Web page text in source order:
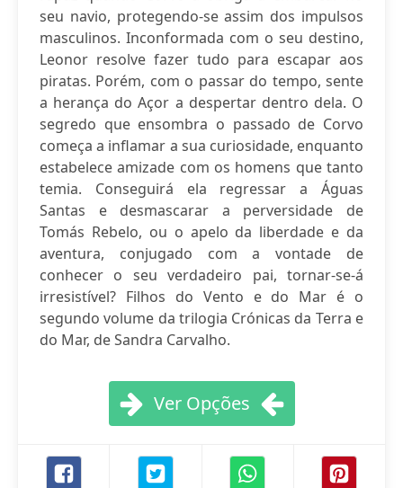
seu navio, protegendo-se assim dos impulsos
masculinos. Inconformada com o seu destino,
Leonor resolve fazer tudo para escapar aos
piratas. Porém, com o passar do tempo, sente
a herança do Açor a despertar dentro dela. O
segredo que ensombra o passado de Corvo
começa a inflamar a sua curiosidade, enquanto
estabelece amizade com os homens que tanto
temia. Conseguirá ela regressar a Águas
Santas e desmascarar a perversidade de
Tomás Rebelo, ou o apelo da liberdade e da
aventura, conjugado com a vontade de
conhecer o seu verdadeiro pai, tornar-se-á
irresistível? Filhos do Vento e do Mar é o
segundo volume da trilogia Crónicas da Terra e
do Mar, de Sandra Carvalho.
Ver Opções